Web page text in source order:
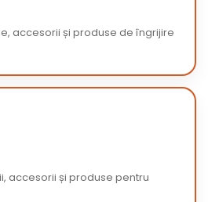
accesorii și produse de îngrijire
accesorii și produse pentru